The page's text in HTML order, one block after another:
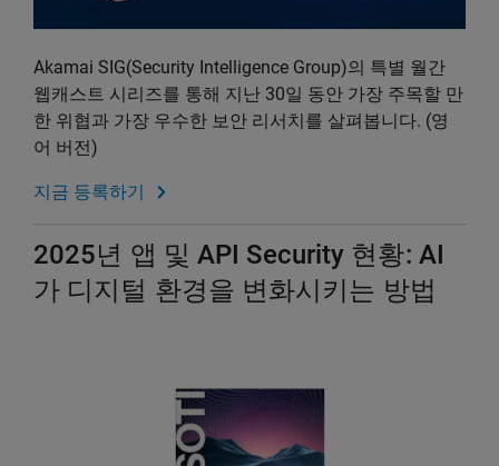
Akamai SIG(Security Intelligence Group)의 특별 월간
웹캐스트 시리즈를 통해 지난 30일 동안 가장 주목할 만
한 위협과 가장 우수한 보안 리서치를 살펴봅니다. (영
어 버전)
지금 등록하기
2025년 앱 및 API Security 현황: AI
가 디지털 환경을 변화시키는 방법